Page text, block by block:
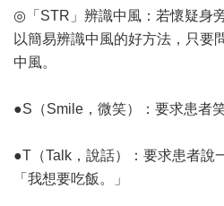
◎「STR」辨識中風：若懷疑身
以簡易辨識中風的好方法，只要
中風。
●S（Smile，微笑）：要求患者笑
●T（Talk，說話）：要求患者說
「我想要吃飯。」